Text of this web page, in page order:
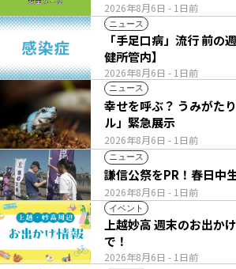
2026年8月6日 - 1日前
ニュース
2026年8月6日 - 1日前
「手足口病」流行 前の週の3倍に増加【上越保
健所管内】
ニュース
2026年8月6日 - 1日前
幸せを呼ぶ？ うみがた
ル」緊急展示
ニュース
2026年8月6日 - 1日前
謙信公祭をPR！春日中
イベント
2026年8月6日 - 1日前
上越妙高 週末のお出か
で！